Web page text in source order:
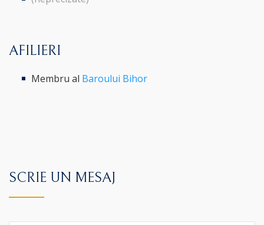
AFILIERI
Membru al Baroului Bihor
SCRIE UN MESAJ